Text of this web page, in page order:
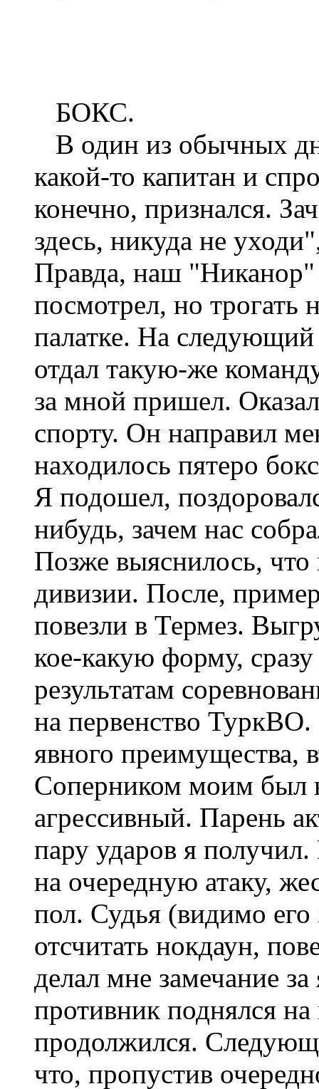
БОКС.
В один из обычных
какой-то капитан и
конечно, признался.
здесь, никуда не
Правда, наш "Никанор"
посмотрел, но трогать
палатке. На
отдал такую-же
за мной пришел.
спорту. Он направил
находилось пятеро
Я подошел,
нибудь, зачем нас
Позже выяснилось,
дивизии. После,
повезли в Термез.
кое-какую форму,
результатам
на первенство
явного преимущества,
Соперником моим был
агрессивный. Парень
пару ударов я
на очередную атаку,
пол. Судья (видимо его
отсчитать нокдаун,
делал мне замечание
противник поднялся
продолжился.
что, пропустив